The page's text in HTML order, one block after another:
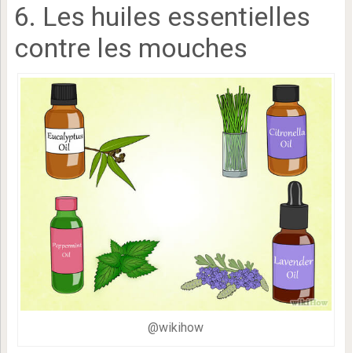
6. Les huiles essentielles
contre les mouches
@wikihow